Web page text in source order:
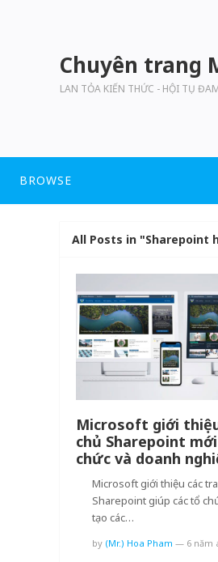
Chuyên trang
LAN TỎA KIẾN THỨC - HỘI TỤ
BROWSE
All Posts in "Sharepoint
Microsoft giới
chủ Sharepoint
chức và doanh
Microsoft giới thiệu các
Sharepoint giúp các tổ
tạo các…
by (Mr.) Hoa Pham — 6 năm